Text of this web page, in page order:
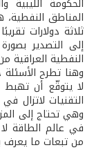
المناطق
ثلاثة دولارات
إلى التصدير
النفطية العراقية
وهنا تطرح
لا يتوقّع أن
التقنيات لاتزال
وهي تحتاج إلى
في عالم الطاقة
من تبعات ما يعرف